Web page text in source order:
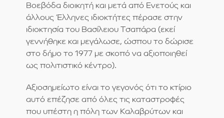
Βοεβόδα διοικητή και μετά από Ενετούς και
άλλους Έλληνες ιδιοκτήτες πέρασε στην
ιδιοκτησία του Βασίλειου Τσαπάρα (εκεί
γεννήθηκε και μεγάλωσε, ώσπου το δώρισε
στο δήμο το 1977 με σκοπό να αξιοποιηθεί
ως πολιτιστικό κέντρο).
Αξιοσημείωτο είναι το γεγονός ότι το κτίριο
αυτό επέζησε από όλες τις καταστροφές
που υπέστη η πόλη των Καλαβρύτων και